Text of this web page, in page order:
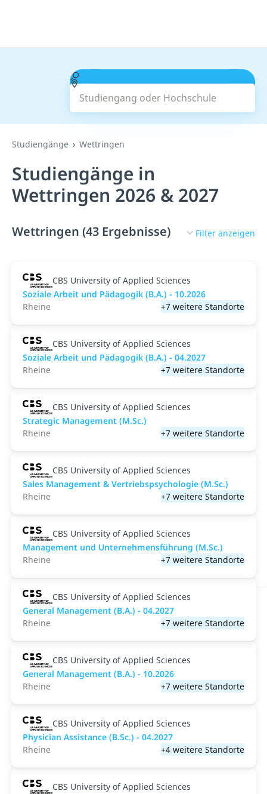
Studiengang oder Hochschule
Suchen
Studiengänge Wettringen
Studiengänge in
Wettringen 2026 & 2027
Wettringen (43 Ergebnisse) Filter anzeigen
CBS University of Applied Sciences
Soziale Arbeit und Pädagogik (B.A.) - 10.2026
Rheine
+7 weitere Standorte
CBS University of Applied Sciences
Soziale Arbeit und Pädagogik (B.A.) - 04.2027
Rheine
+7 weitere Standorte
CBS University of Applied Sciences
Strategic Management (M.Sc.)
Rheine
+7 weitere Standorte
CBS University of Applied Sciences
Sales Management & Vertriebspsychologie (M.Sc.)
Rheine
+7 weitere Standorte
CBS University of Applied Sciences
Management und Unternehmensführung (M.Sc.)
Rheine
+7 weitere Standorte
CBS University of Applied Sciences
General Management (B.A.) - 04.2027
Rheine
+7 weitere Standorte
CBS University of Applied Sciences
General Management (B.A.) - 10.2026
Rheine
+7 weitere Standorte
CBS University of Applied Sciences
Physician Assistance (B.Sc.) - 04.2027
Rheine
+4 weitere Standorte
CBS University of Applied Sciences